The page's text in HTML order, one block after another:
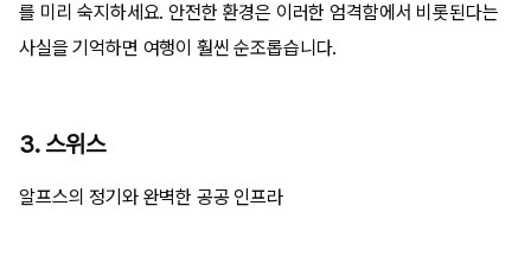
를 미리 숙지하세요. 안전한 환경은 이러한 엄격함에서 비롯된다는
사실을 기억하면 여행이 훨씬 순조롭습니다.
3. 스위스
알프스의 정기와 완벽한 공공 인프라